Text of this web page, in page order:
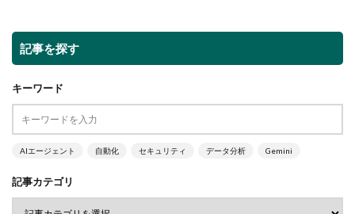
記事を探す
キーワード
AIエージェント 自動化 セキュリティ データ分析 Gemini
記事カテゴリ